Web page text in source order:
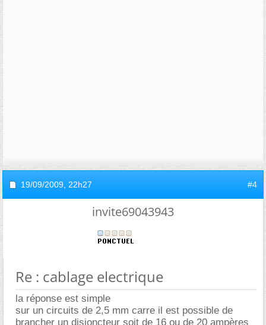
19/09/2009, 22h27 #4
invite69043943
Re : cablage electrique
la réponse est simple
sur un circuits de 2,5 mm carre il est possible de
brancher un disjoncteur soit de 16 ou de 20 ampères